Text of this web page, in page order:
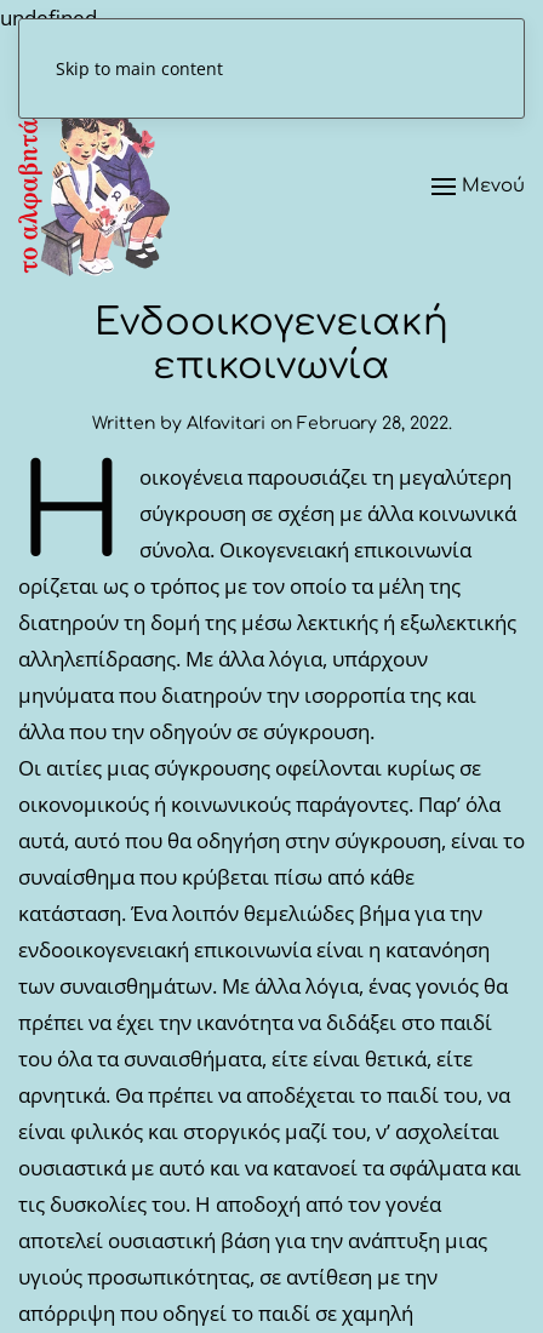
undefined
Skip to main content
Μενού
Ενδοοικογενειακή
επικοινωνία
Written by Alfavitari on February 28, 2022.
Η
οικογένεια παρουσιάζει τη μεγαλύτερη
σύγκρουση σε σχέση με άλλα κοινωνικά
σύνολα. Οικογενειακή επικοινωνία
ορίζεται ως ο τρόπος με τον οποίο τα μέλη της
διατηρούν τη δομή της μέσω λεκτικής ή εξωλεκτικής
αλληλεπίδρασης. Με άλλα λόγια, υπάρχουν
μηνύματα που διατηρούν την ισορροπία της και
άλλα που την οδηγούν σε σύγκρουση.
Οι αιτίες μιας σύγκρουσης οφείλονται κυρίως σε
οικονομικούς ή κοινωνικούς παράγοντες. Παρ’ όλα
αυτά, αυτό που θα οδηγήση στην σύγκρουση, είναι το
συναίσθημα που κρύβεται πίσω από κάθε
κατάσταση. Ένα λοιπόν θεμελιώδες βήμα για την
ενδοοικογενειακή επικοινωνία είναι η κατανόηση
των συναισθημάτων. Με άλλα λόγια, ένας γονιός θα
πρέπει να έχει την ικανότητα να διδάξει στο παιδί
του όλα τα συναισθήματα, είτε είναι θετικά, είτε
αρνητικά. Θα πρέπει να αποδέχεται το παιδί του, να
είναι φιλικός και στοργικός μαζί του, ν’ ασχολείται
ουσιαστικά με αυτό και να κατανοεί τα σφάλματα και
τις δυσκολίες του. Η αποδοχή από τον γονέα
αποτελεί ουσιαστική βάση για την ανάπτυξη μιας
υγιούς προσωπικότητας, σε αντίθεση με την
απόρριψη που οδηγεί το παιδί σε χαμηλή